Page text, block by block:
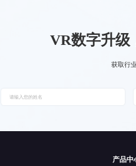
VR数字升级
获取行
产品中